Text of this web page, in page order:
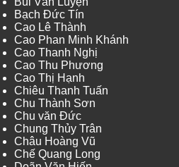
Bạch Đức Tín
Cao Lê Thành
Cao Phan Minh Khánh
Cao Thanh Nghị
Cao Thu Phương
Cao Thị Hạnh
Chiêu Thanh Tuấn
Chu Thành Sơn
Chu văn Đức
Chung Thủy Trân
Châu Hoàng Vũ
Chế Quang Long